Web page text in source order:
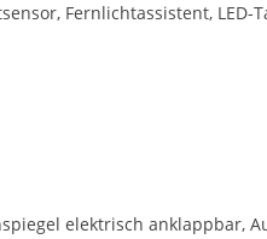
Fernlichtassistent,
elektrisch anklappbar,